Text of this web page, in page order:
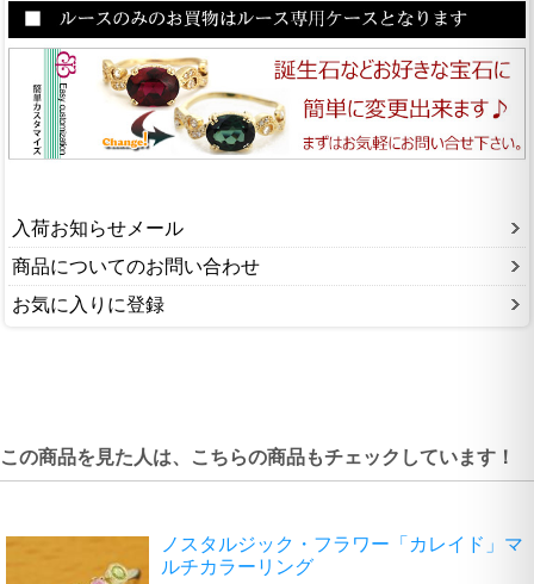
入荷お知らせメール
商品についてのお問い合わせ
お気に入りに登録
この商品を見た人は、こちらの商品もチェックしています！
ノスタルジック・フラワー「カレイド」マ
ルチカラーリング